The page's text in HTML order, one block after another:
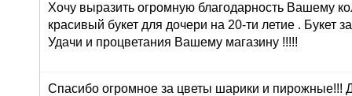
Хочу выразить огромную благодарность Вашему
красивый букет для дочери на 20-ти летие . Букет
Удачи и процветания Вашему магазину !!!!!
Спасибо огромное за цветы шарики и пирожные!!!